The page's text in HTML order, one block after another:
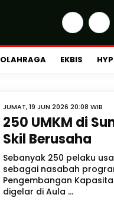
OLAHRAGA EKBIS
JUMAT, 19 JUN 2026 20:08 WIB
250 UMKM di
Skil Berusaha
Sebanyak 250 pelaku
sebagai nasabah
Pengembangan
digelar di Aula ...